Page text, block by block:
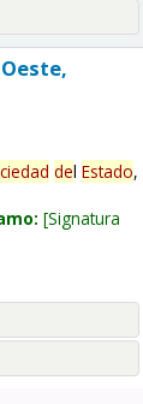
del Estado,
Signatura